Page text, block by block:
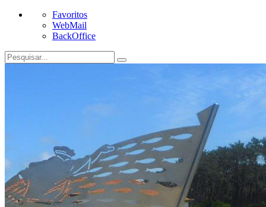
Favoritos
WebMail
BackOffice